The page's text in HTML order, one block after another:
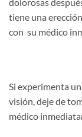
dolorosas
tiene una
con su médico
Si experimenta
visión, deje de
médico